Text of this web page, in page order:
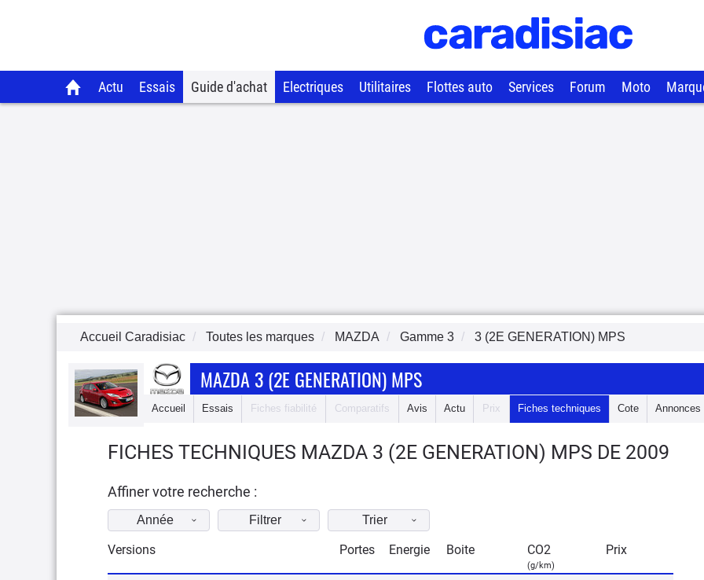
Actu Essais Guide d'achat Electriques Utilitaires Flottes auto Services Forum Moto
Accueil Caradisiac Toutes les marques MAZDA Gamme 3 3 (2E GENERATION) MPS
MAZDA 3 (2E GENERATION) MPS
Accueil Essais Fiches fiabilité Comparatifs Avis Actu Prix Fiches techniques Cote Annonces
FICHES TECHNIQUES MAZDA 3 (2E GENERATION) MPS DE 2009
Affiner votre recherche :
Année Filtrer Trier
Versions Portes Energie Boite CO2
(g/km)
Prix